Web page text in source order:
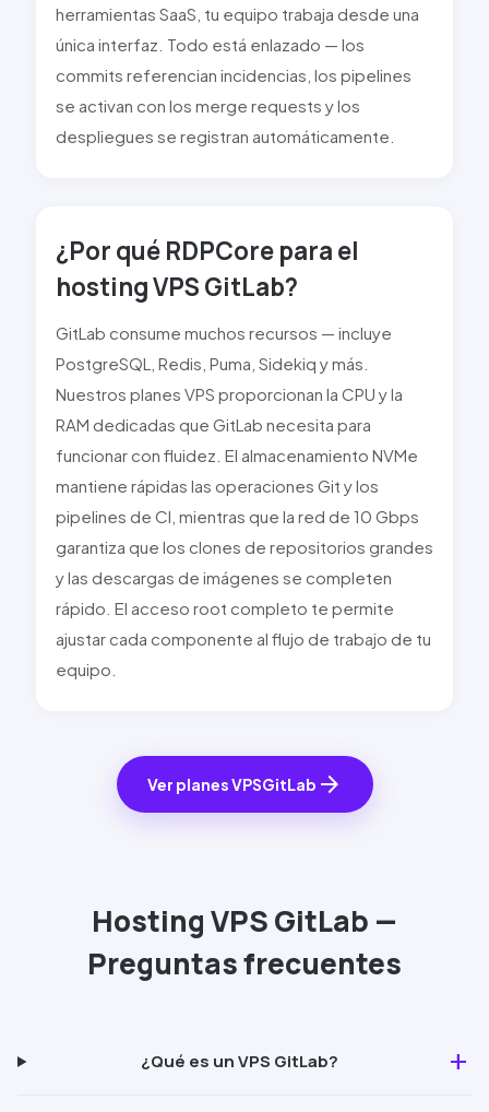
herramientas SaaS, tu equipo trabaja desde una
única interfaz. Todo está enlazado — los
commits referencian incidencias, los pipelines
se activan con los merge requests y los
despliegues se registran automáticamente.
¿Por quéRDPCorepara el
hosting VPSGitLab?
GitLab consume muchos recursos — incluye
PostgreSQL, Redis, Puma, Sidekiq y más.
Nuestros planes VPS proporcionan la CPU y la
RAM dedicadas que GitLab necesita para
funcionar con fluidez. El almacenamiento NVMe
mantiene rápidas las operaciones Git y los
pipelines de CI, mientras que la red de 10 Gbps
garantiza que los clones de repositorios grandes
y las descargas de imágenes se completen
rápido. El acceso root completo te permite
ajustar cada componente al flujo de trabajo de tu
equipo.
Ver planes VPSGitLab arrow_forward
Hosting VPSGitLab —
Preguntas frecuentes
¿Qué es un VPS GitLab? add